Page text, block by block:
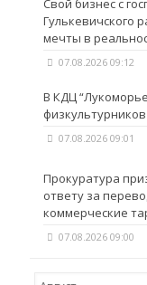
Свой бизнес с
Гулькевичского
мечты в
07.08.2026 09:12
В КДЦ
07.08.2026 09:01
Прокуратура
ответу за
коммерческие
07.08.2026 09:00